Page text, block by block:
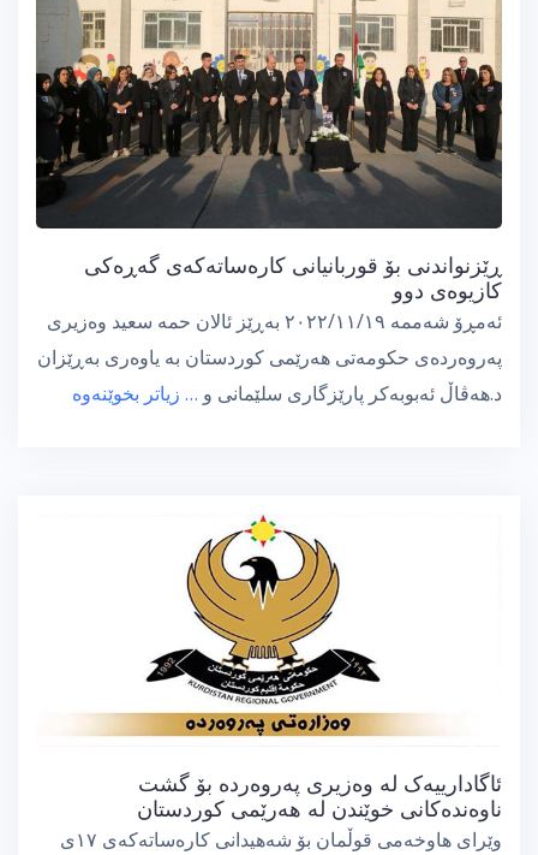
ڕێزنواندنی بۆ قوربانیانی کارەساتەکەی گەڕەکی
کازیوەی دوو
ئەمڕۆ شەممە ٢٠٢٢/١١/١٩ بەڕێز ئالان حمە سعید وەزیری
پەروەردەی حکومەتی هەرێمی کوردستان بە یاوەری بەڕێزان
د.هەڤاڵ ئەبوبەکر پارێزگاری سلێمانی و … زیاتر بخوێنەوە
ئاگادارییەک لە وەزیری پەروەردە بۆ گشت
ناوەندەکانی خوێندن لە هەرێمی کوردستان
وێرای هاوخەمی قوڵمان بۆ شەهیدانی کارەساتەکەی ١٧ی